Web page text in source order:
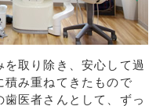
取り除き、安心して過
積み重ねてきたもので
医者さんとして、ずっ